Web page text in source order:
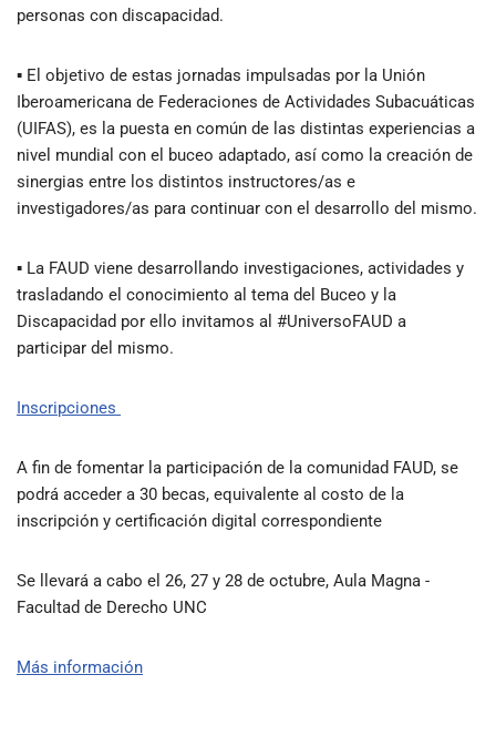
personas con discapacidad.
▪ El objetivo de estas jornadas impulsadas por la Unión
Iberoamericana de Federaciones de Actividades Subacuáticas
(UIFAS), es la puesta en común de las distintas experiencias a
nivel mundial con el buceo adaptado, así como la creación de
sinergias entre los distintos instructores/as e
investigadores/as para continuar con el desarrollo del mismo.
▪ La FAUD viene desarrollando investigaciones, actividades y
trasladando el conocimiento al tema del Buceo y la
Discapacidad por ello invitamos al #UniversoFAUD a
participar del mismo.
Inscripciones
A fin de fomentar la participación de la comunidad FAUD, se
podrá acceder a 30 becas, equivalente al costo de la
inscripción y certificación digital correspondiente
Se llevará a cabo el 26, 27 y 28 de octubre, Aula Magna -
Facultad de Derecho UNC
Más información